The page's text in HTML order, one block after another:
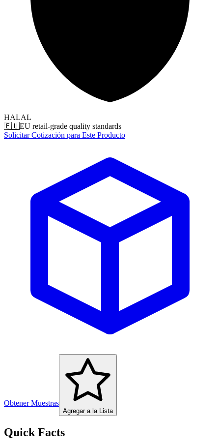
HALAL
🇪🇺EU retail-grade quality standards
Solicitar Cotización para Este Producto
Obtener Muestras
Agregar a la Lista
Quick Facts